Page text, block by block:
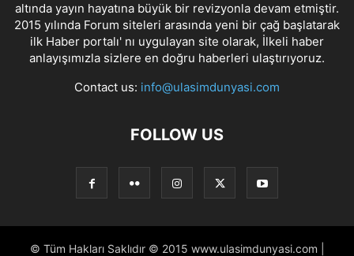
altında yayın hayatına büyük bir revizyonla devam etmiştir.
2015 yılında Forum siteleri arasında yeni bir çağ başlatarak
ilk Haber portalı' nı uygulayan site olarak, İlkeli haber
anlayışımızla sizlere en doğru haberleri ulaştırıyoruz.
Contact us: info@ulasimdunyasi.com
FOLLOW US
© Tüm Hakları Saklıdır © 2015 www.ulasimdunyasi.com |